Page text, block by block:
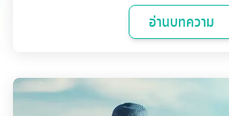
อ่านบทความ